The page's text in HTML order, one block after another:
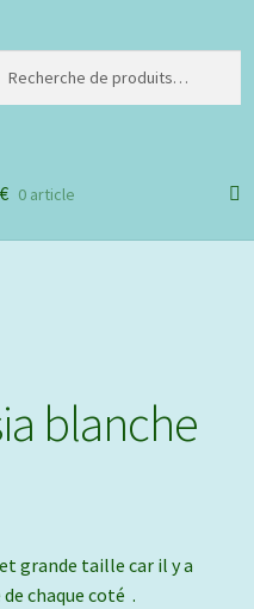
€ 0 article
blanche
grande taille car il y a
chaque coté .